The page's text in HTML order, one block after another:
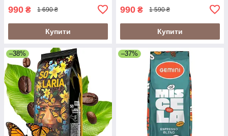
990 ₴ 1 690 ₴
Купити
990 ₴ 1 590 ₴
Купити
–38% –37%